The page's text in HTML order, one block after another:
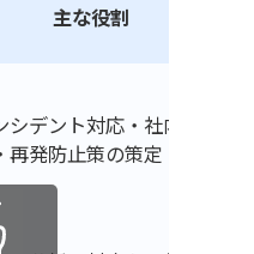
主な役割
シデント対応・社内教
再発防止策の策定